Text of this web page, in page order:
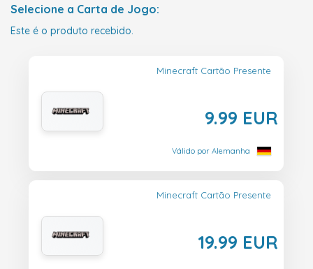
Selecione a Carta de Jogo:
Este é o produto recebido.
Minecraft Cartão Presente
9.99 EUR
Válido por Alemanha
Minecraft Cartão Presente
19.99 EUR